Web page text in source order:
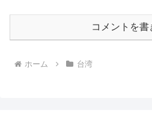
コメントを書
ホーム 台湾